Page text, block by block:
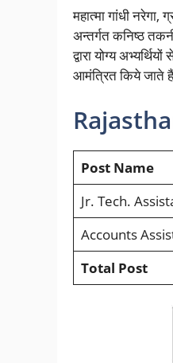
महात्मा गांधी
अन्तर्गत कनिष्ठ
द्वारा योग्य
आमंत्रित किये जाते
Post Name
Jr. Tech.
Accounts
Total Post